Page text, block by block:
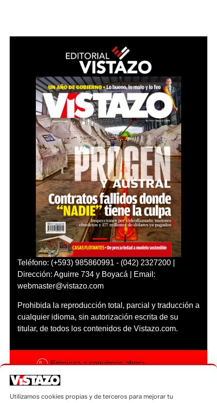
Teléfono: (+593) 985860991 - (042) 2327200 |
Dirección: Aguirre 734 y Boyacá | Email:
webmaster@vistazo.com
Prohibida la reproducción total, parcial y traducción a
cualquier idioma, sin autorización escrita de su
titular, de todos los contenidos de Vistazo.com.
Empieza a seguirnos ahora
Código ética
Utilizamos cookies propias y de terceros para mejorar tu